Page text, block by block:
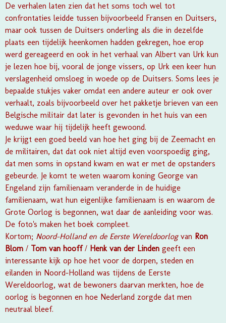
De verhalen laten zien dat het soms toch wel tot
confrontaties leidde tussen bijvoorbeeld Fransen en Duitsers,
maar ook tussen de Duitsers onderling als die in dezelfde
plaats een tijdelijk heenkomen hadden gekregen, hoe erop
werd gereageerd en ook in het verhaal van Albert van Urk kun
je lezen hoe bij, vooral de jonge vissers, op Urk een keer hun
verslagenheid omsloeg in woede op de Duitsers. Soms lees je
bepaalde stukjes vaker omdat een andere auteur er ook over
verhaalt, zoals bijvoorbeeld over het pakketje brieven van een
Belgische militair dat later is gevonden in het huis van een
weduwe waar hij tijdelijk heeft gewoond.
Je krijgt een goed beeld van hoe het ging bij de Zeemacht en
de militairen, dat dat ook niet altijd even voorspoedig ging,
dat men soms in opstand kwam en wat er met de opstanders
gebeurde. Je komt te weten waarom koning George van
Engeland zijn familienaam veranderde in de huidige
familienaam, wat hun eigenlijke familienaam is en waarom de
Grote Oorlog is begonnen, wat daar de aanleiding voor was.
De foto's maken het boek compleet.
Kortom; Noord-Holland en de Eerste Wereldoorlog van Ron
Blom / Tom van hooff / Henk van der Linden geeft een
interessante kijk op hoe het voor de dorpen, steden en
eilanden in Noord-Holland was tijdens de Eerste
Wereldoorlog, wat de bewoners daarvan merkten, hoe de
oorlog is begonnen en hoe Nederland zorgde dat men
neutraal bleef.